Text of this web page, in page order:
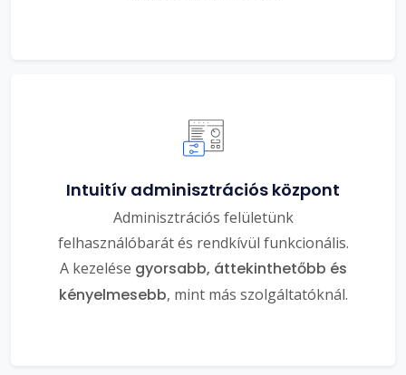
Intuitív adminisztrációs központ
Adminisztrációs felületünk
felhasználóbarát és rendkívül funkcionális.
A kezelése gyorsabb, áttekinthetőbb és
kényelmesebb, mint más szolgáltatóknál.